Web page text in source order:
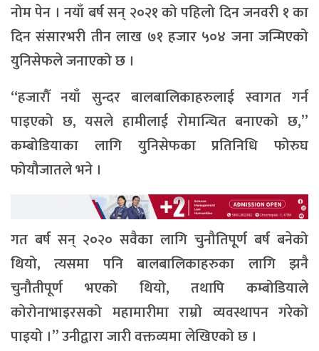
नोम पेन । नयाँ बर्ष सन् २०२१ को पहिलो दिन जनवरी १ का
दिन संसारभरी तीन लाख ७१ हजार ५०४ जना जन्मिएको
युनिसेफले जनाएको छ ।
“हजारौँ नयाँ सुन्दर बालबालिकाहरुलाई स्वागत गर्न
पाइएको छ, यसले हामीलाई रोमान्चित बनाएको छ,”
कम्बोडियाका लागि युनिसेफका प्रतिनिधि फोरुघ
फोयौजातले भने ।
गत बर्ष सन् २०२० सवैका लागि चुनौतिपूर्ण बर्ष बनेको
थियो, त्यसमा पनि बालबालिकाहरुका लागि झनै
चुनौतीपूर्ण भएको थियो, तथापि कम्बोडियाले
कोरोनाभाइरसको महामारीमा राम्रो व्यवस्थापन गरेको
पाइयो ।” उनीद्वारा जारी वक्तव्यमा लेखिएको छ ।